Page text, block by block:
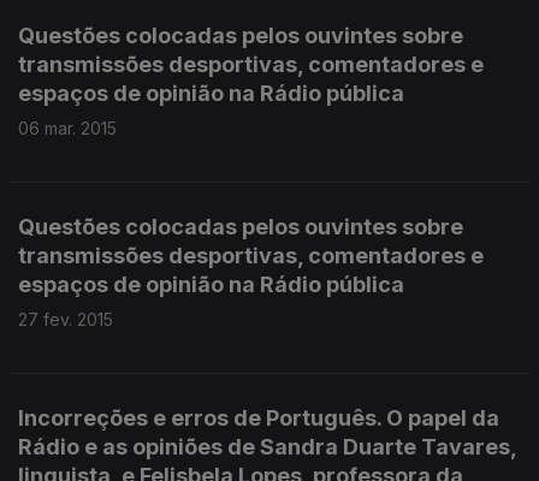
Questões colocadas pelos ouvintes sobre
transmissões desportivas, comentadores e
espaços de opinião na Rádio pública
06 mar. 2015
Questões colocadas pelos ouvintes sobre
transmissões desportivas, comentadores e
espaços de opinião na Rádio pública
27 fev. 2015
Incorreções e erros de Português. O papel da
Rádio e as opiniões de Sandra Duarte Tavares,
linguista, e Felisbela Lopes, professora da